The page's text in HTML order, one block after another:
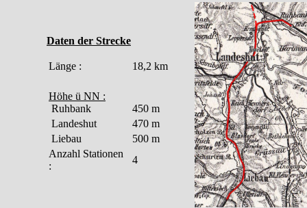
Daten der Strecke
Länge : 18,2 km
Höhe ü NN :
Ruhbank
450 m
Landeshut
470 m
Liebau
500 m
Anzahl Stationen
:
4